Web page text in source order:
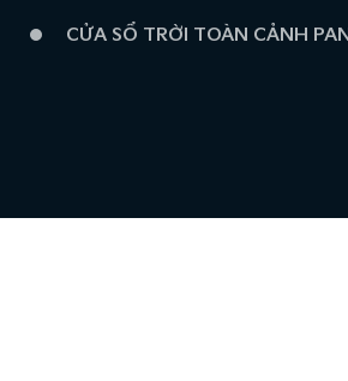
CỬA SỔ TRỜI TOÀN CẢNH